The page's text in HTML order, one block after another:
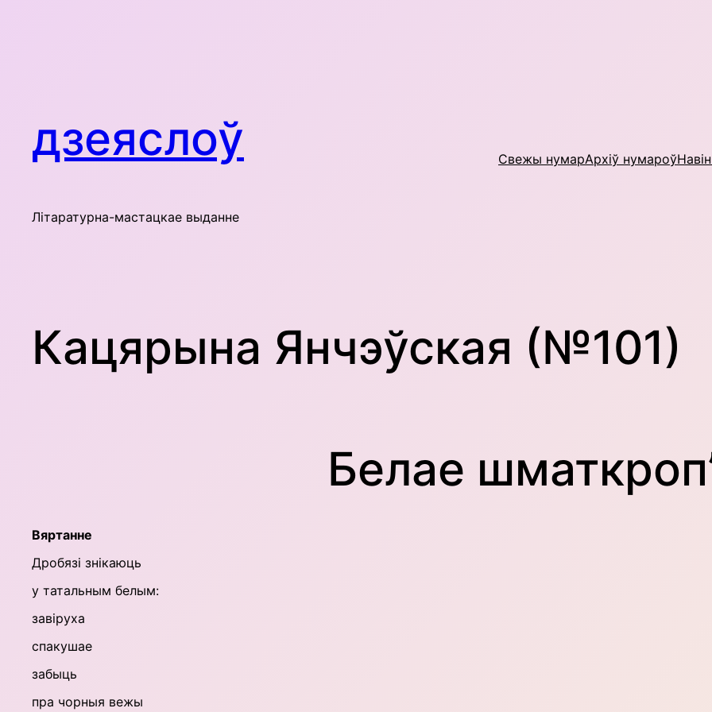
дзеяслоў
Літаратурна-мастацкае выданне
Свежы нумарАрхіў нумароў
Кацярына Янчэўская (№101)
Белае
Вяртанне
Дробязі знікаюць
у татальным белым:
завіруха
спакушае
забыць
пра чорныя вежы